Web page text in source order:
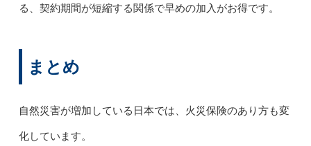
る、契約期間が短縮する関係で早めの加入がお得です。
まとめ
自然災害が増加している日本では、火災保険のあり方も変
化しています。